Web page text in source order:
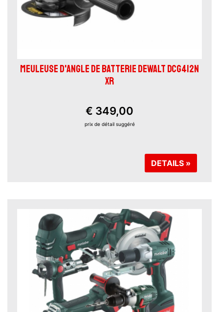
MEULEUSE D'ANGLE DE BATTERIE DEWALT DCG412N
XR
€ 349,00
prix ​​de détail suggéré
DETAILS »